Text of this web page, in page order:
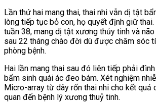
Lần thứ hai mang thai, thai nhi vẫn dị tật
lòng tiếp tục bỏ con, họ quyết định giữ
tuần 38, mang dị tật xương thủy tinh và
sau 22 tháng chào đời dù được chăm sóc
phòng bệnh.
Hai lần mang thai sau đó liên tiếp phải
bẩm sinh quái ác đeo bám. Xét nghiệm
Micro-array từ dây rốn thai nhi cho kết quả
quan đến bệnh lý xương thuỷ tinh.